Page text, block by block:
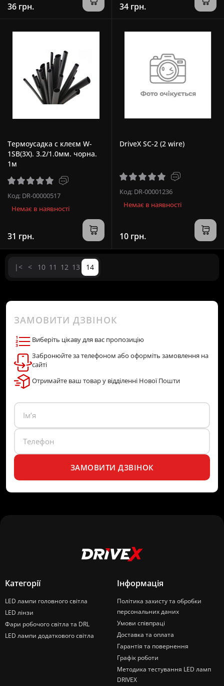
36 грн. 34 грн.
Термоусадка с клеєм W-
1SB(3X). 3.2/1.0мм. чорна.
1м
Код: DR-00000517
Немає в наявності
31 грн.
DriveX SC-2 (2 wire)
Код: DR-00001236
Немає в наявності
10 грн.
|< < 10 11 12 13 14
ЗАМОВИТИ ДЗВІНОК
Виберіть цікаву для вас пропозицію
Забронюйте за телефоном або оформіть замовлення на
сайті
Отримайте ваш товар у відділенні Нової Пошти
ЗАМОВИТИ ДЗВІНОК
Категорії
LED лампи головного світла
LED лінзи
Фари робочого світла та DRL
LED лампи додаткового світла
Інформація
Політика захисту та обробки
персональних даних
Умови співпраці
Доставка та оплата
Гарантія та повернення
Графік роботи
Методика тестування LED ламп
DRIVEX